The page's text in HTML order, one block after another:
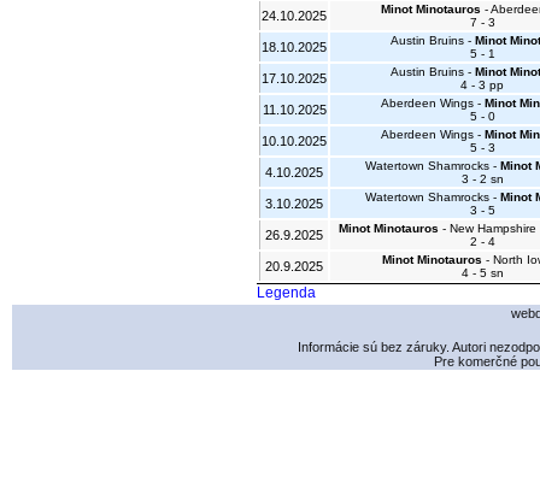
24.10.2025 Minot Minotauros -
7 - 3
18.10.2025 Austin Bruins - Minot
5 - 1
17.10.2025 Austin Bruins - Minot
4 - 3 pp
11.10.2025 Aberdeen Wings - Minot
5 - 0
10.10.2025 Aberdeen Wings - Minot
5 - 3
4.10.2025 Watertown Shamrocks - Minot
3 - 2 sn
3.10.2025 Watertown Shamrocks - Minot
3 - 5
26.9.2025 Minot Minotauros - New
2 - 4
20.9.2025 Minot Minotauros - North
4 - 5 sn
Legenda
Informácie sú bez záruky. Autori
Pre komerčné